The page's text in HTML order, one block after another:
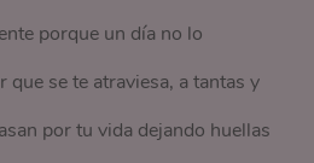
porque un día no lo
que se te atraviesa, a tantas y
por tu vida dejando huellas